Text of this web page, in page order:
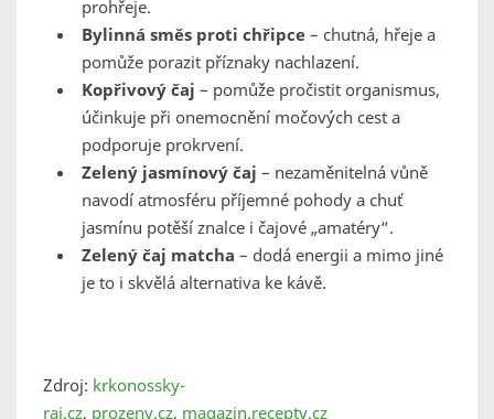
prohřeje.
Bylinná směs proti chřipce – chutná, hřeje a
pomůže porazit příznaky nachlazení.
Kopřivový čaj – pomůže pročistit organismus,
účinkuje při onemocnění močových cest a
podporuje prokrvení.
Zelený jasmínový čaj – nezaměnitelná vůně
navodí atmosféru příjemné pohody a chuť
jasmínu potěší znalce i čajové „amatéry“.
Zelený čaj matcha – dodá energii a mimo jiné
je to i skvělá alternativa ke kávě.
Zdroj: krkonossky-
raj.cz, prozeny.cz, magazin.recepty.cz